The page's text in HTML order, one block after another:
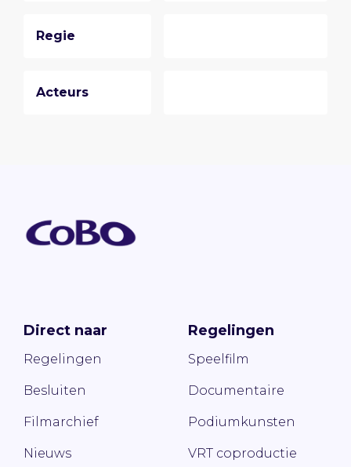
Regie
Acteurs
Direct naar
Regelingen
Besluiten
Filmarchief
Nieuws
Regelingen
Speelfilm
Documentaire
Podiumkunsten
VRT coproductie